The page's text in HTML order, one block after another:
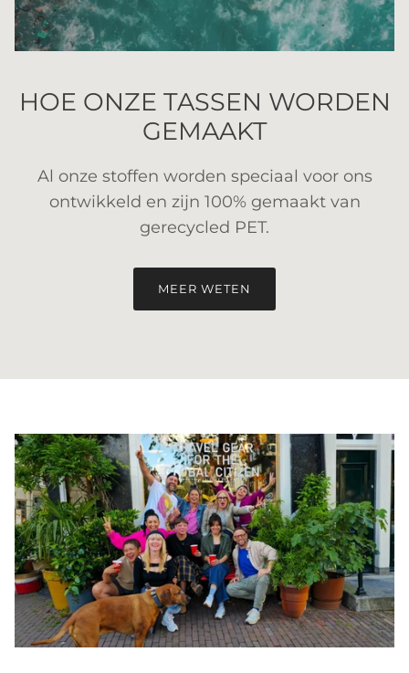
HOE ONZE TASSEN WORDEN
GEMAAKT
Al onze stoffen worden speciaal voor ons
ontwikkeld en zijn 100% gemaakt van
gerecycled PET.
MEER WETEN